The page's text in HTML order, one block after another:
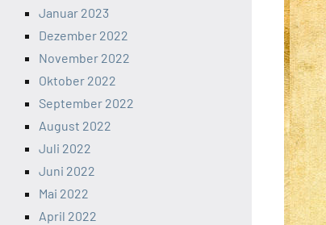
Januar 2023
Dezember 2022
November 2022
Oktober 2022
September 2022
August 2022
Juli 2022
Juni 2022
Mai 2022
April 2022